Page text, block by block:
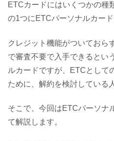
ETCカードにはいくつかの種
の1つにETCパーソナルカード
クレジット機能がついておら
で審査不要で入手できるとい
ルカードですが、ETCとして
ために、解約を検討している
そこで、今回はETCパーソナ
て解説します。